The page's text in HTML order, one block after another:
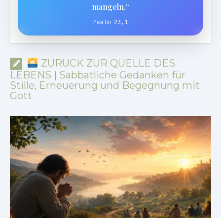
mangeln.“
Psalm 23,1
ZURÜCK ZUR QUELLE DES
LEBENS | Sabbatliche Gedanken für
Stille, Erneuerung und Begegnung mit
Gott